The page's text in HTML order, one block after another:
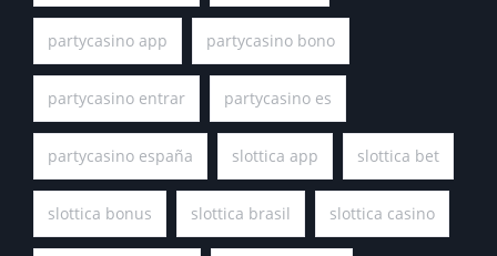
partycasino app partycasino bono
partycasino entrar partycasino es
partycasino españa slottica app slottica bet
slottica bonus slottica brasil slottica casino